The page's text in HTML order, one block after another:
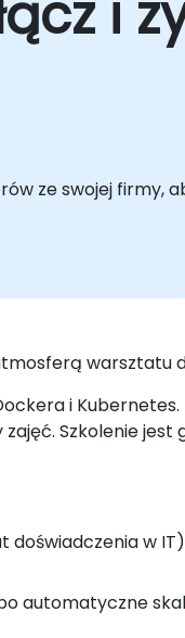
i
ze swojej firmy,
warsztatu
i
Szkolenie
w
automatyczne